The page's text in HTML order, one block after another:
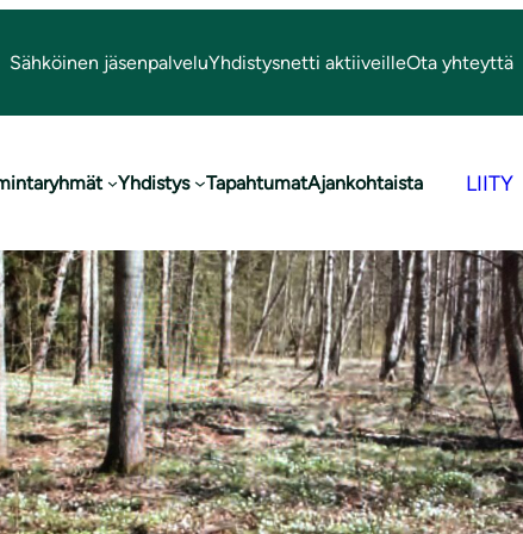
Sähköinen jäsenpalveluYhdistysnetti aktiiveilleOta yhteyttä
Yhdistys TapahtumatAjankohtaista LIITY